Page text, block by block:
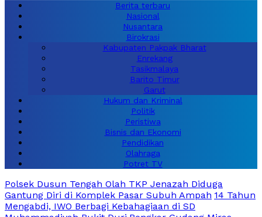
Berita terbaru
Nasional
Nusantara
Birokrasi
Kabupaten Pakpak Bharat
Enrekang
Tasikmalaya
Barito Timur
Garut
Hukum dan Kriminal
Politik
Peristiwa
Bisnis dan Ekonomi
Pendidikan
Olahraga
Potret TV
Polsek Dusun Tengah Olah TKP Jenazah Diduga
Gantung Diri di Komplek Pasar Subuh Ampah 14 Tahun
Mengabdi, IWO Berbagi Kebahagiaan di SD